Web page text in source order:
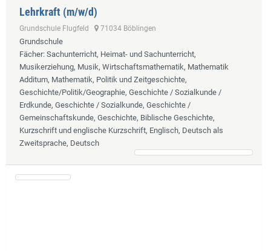
Lehrkraft (m/w/d)
Grundschule Flugfeld 71034 Böblingen
Grundschule
Fächer: Sachunterricht, Heimat- und Sachunterricht,
Musikerziehung, Musik, Wirtschaftsmathematik, Mathematik
Additum, Mathematik, Politik und Zeitgeschichte,
Geschichte/Politik/Geographie, Geschichte / Sozialkunde /
Erdkunde, Geschichte / Sozialkunde, Geschichte /
Gemeinschaftskunde, Geschichte, Biblische Geschichte,
Kurzschrift und englische Kurzschrift, Englisch, Deutsch als
Zweitsprache, Deutsch